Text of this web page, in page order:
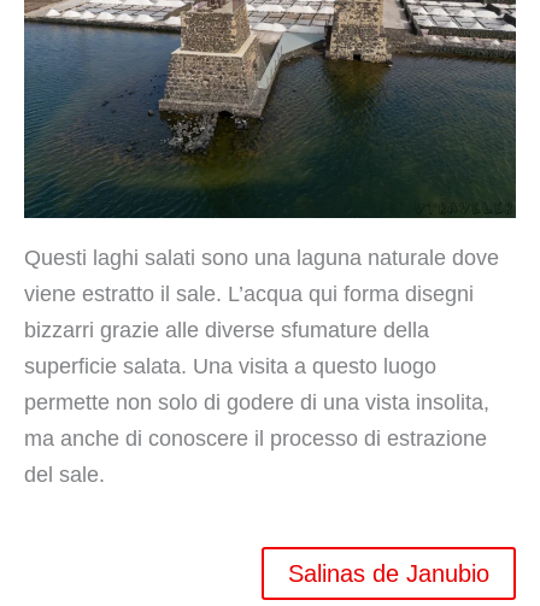
Questi laghi salati sono una laguna naturale dove
viene estratto il sale. L’acqua qui forma disegni
bizzarri grazie alle diverse sfumature della
superficie salata. Una visita a questo luogo
permette non solo di godere di una vista insolita,
ma anche di conoscere il processo di estrazione
del sale.
Salinas de Janubio